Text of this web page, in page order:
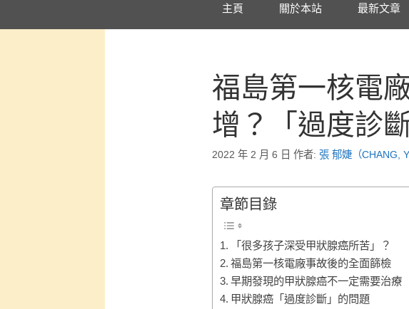
主頁 關於本站 最新文章
福島第一核電
增？「過度診
2022 年 2 月 6 日 作者: 張 郁婕（CHANG,
章節目錄
「很多孩子深受甲狀腺癌所苦」？
福島第一核電廠事故後的全面篩檢
早期發現的甲狀腺癌不一定需要治療
甲狀腺癌「過度診斷」的問題